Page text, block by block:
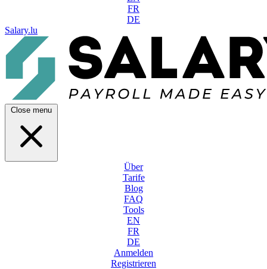
FR
DE
Salary.lu
Close menu
Über
Tarife
Blog
FAQ
Tools
EN
FR
DE
Anmelden
Registrieren